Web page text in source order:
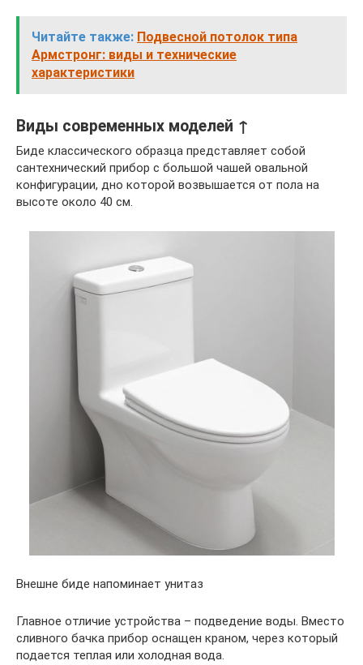
Читайте также: Подвесной потолок типа
Армстронг: виды и технические
характеристики
Виды современных моделей ↑
Биде классического образца представляет собой
сантехнический прибор с большой чашей овальной
конфигурации, дно которой возвышается от пола на
высоте около 40 см.
Внешне биде напоминает унитаз
Главное отличие устройства – подведение воды. Вместо
сливного бачка прибор оснащен краном, через который
подается теплая или холодная вода.